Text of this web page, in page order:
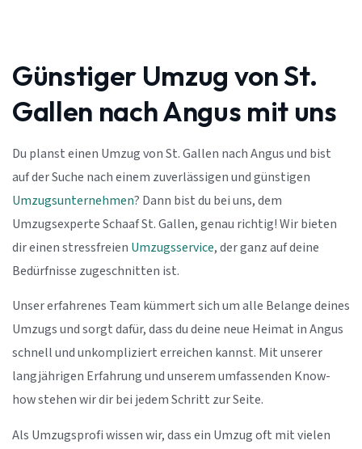
Günstiger Umzug von St.
Gallen nach Angus mit uns
Du planst einen Umzug von St. Gallen nach Angus und bist
auf der Suche nach einem zuverlässigen und günstigen
Umzugsunternehmen? Dann bist du bei uns, dem
Umzugsexperte Schaaf St. Gallen, genau richtig! Wir bieten
dir einen stressfreien Umzugsservice, der ganz auf deine
Bedürfnisse zugeschnitten ist.
Unser erfahrenes Team kümmert sich um alle Belange deines
Umzugs und sorgt dafür, dass du deine neue Heimat in Angus
schnell und unkompliziert erreichen kannst. Mit unserer
langjährigen Erfahrung und unserem umfassenden Know-
how stehen wir dir bei jedem Schritt zur Seite.
Als Umzugsprofi wissen wir, dass ein Umzug oft mit vielen